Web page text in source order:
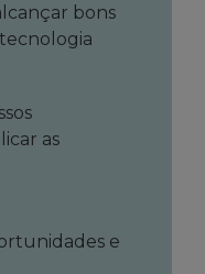
bons
as
e